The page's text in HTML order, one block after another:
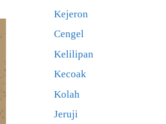
Kejeron
Cengel
Kelilipan
Kecoak
Kolah
Jeruji